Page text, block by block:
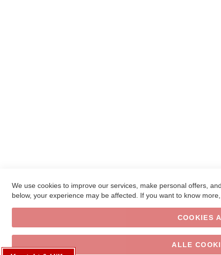
We use cookies to improve our services, make personal offers,
below, your experience may be affected. If you want to know
COOKIES
ALLE